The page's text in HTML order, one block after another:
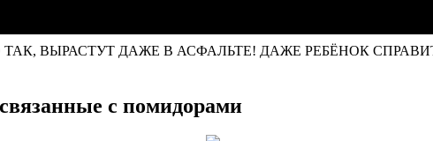
ВЫРАСТУТ ДАЖЕ В АСФАЛЬТЕ! ДАЖЕ РЕБЁНОК
с помидорами